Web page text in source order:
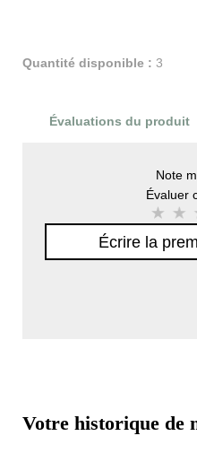
Quantité disponible : 3
Évaluations du produit
Note
Évaluer
Écrire la
Votre historique de